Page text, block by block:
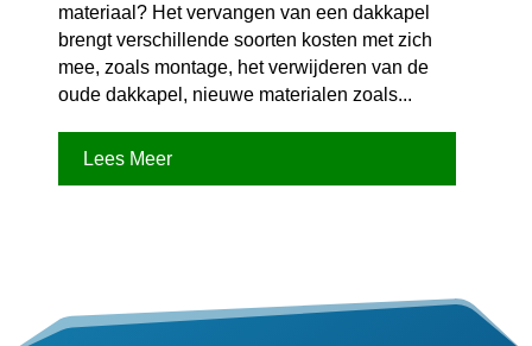
materiaal? Het vervangen van een dakkapel
brengt verschillende soorten kosten met zich
mee, zoals montage, het verwijderen van de
oude dakkapel, nieuwe materialen zoals...
Lees Meer